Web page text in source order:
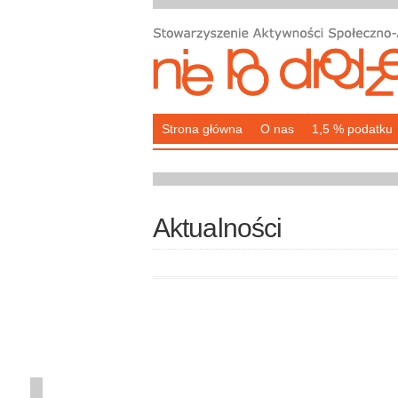
Strona główna O nas 1,5 % podatku
Aktualności